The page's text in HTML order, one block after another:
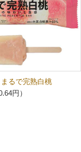
るで完熟白桃
円）